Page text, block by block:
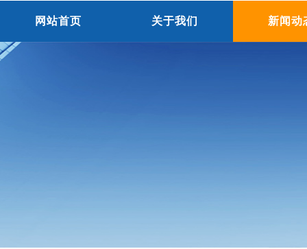
网站首页 关于我们 新闻动